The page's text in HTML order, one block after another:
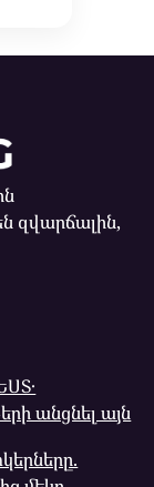
զվարճալին,
անցնել այն